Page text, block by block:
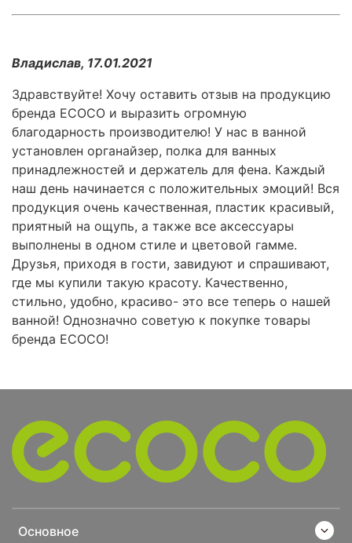
Владислав, 17.01.2021
Здравствуйте! Хочу оставить отзыв на продукцию
бренда ECOCO и выразить огромную
благодарность производителю! У нас в ванной
установлен органайзер, полка для ванных
принадлежностей и держатель для фена. Каждый
наш день начинается с положительных эмоций! Вся
продукция очень качественная, пластик красивый,
приятный на ощупь, а также все аксессуары
выполнены в одном стиле и цветовой гамме.
Друзья, приходя в гости, завидуют и спрашивают,
где мы купили такую красоту. Качественно,
стильно, удобно, красиво- это все теперь о нашей
ванной! Однозначно советую к покупке товары
бренда ECOCO!
Основное